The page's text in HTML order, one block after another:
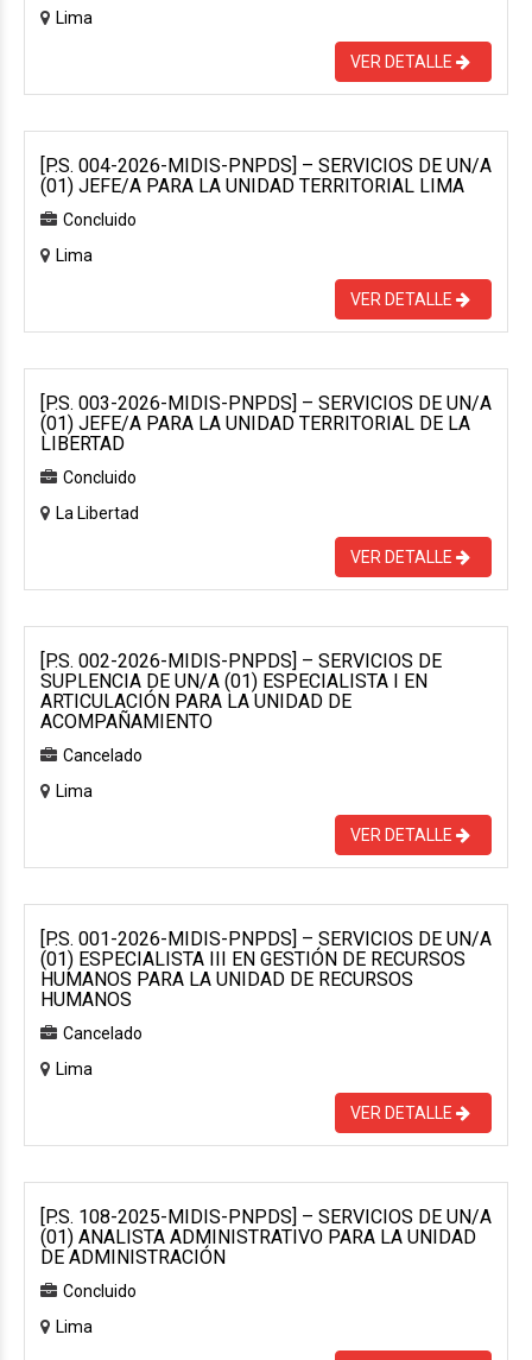
Lima
VER DETALLE
[P.S. 004-2026-MIDIS-PNPDS] – SERVICIOS DE UN/A
(01) JEFE/A PARA LA UNIDAD TERRITORIAL LIMA
Concluido
Lima
VER DETALLE
[P.S. 003-2026-MIDIS-PNPDS] – SERVICIOS DE UN/A
(01) JEFE/A PARA LA UNIDAD TERRITORIAL DE LA
LIBERTAD
Concluido
La Libertad
VER DETALLE
[P.S. 002-2026-MIDIS-PNPDS] – SERVICIOS DE
SUPLENCIA DE UN/A (01) ESPECIALISTA I EN
ARTICULACIÓN PARA LA UNIDAD DE
ACOMPAÑAMIENTO
Cancelado
Lima
VER DETALLE
[P.S. 001-2026-MIDIS-PNPDS] – SERVICIOS DE UN/A
(01) ESPECIALISTA III EN GESTIÓN DE RECURSOS
HUMANOS PARA LA UNIDAD DE RECURSOS
HUMANOS
Cancelado
Lima
VER DETALLE
[P.S. 108-2025-MIDIS-PNPDS] – SERVICIOS DE UN/A
(01) ANALISTA ADMINISTRATIVO PARA LA UNIDAD
DE ADMINISTRACIÓN
Concluido
Lima